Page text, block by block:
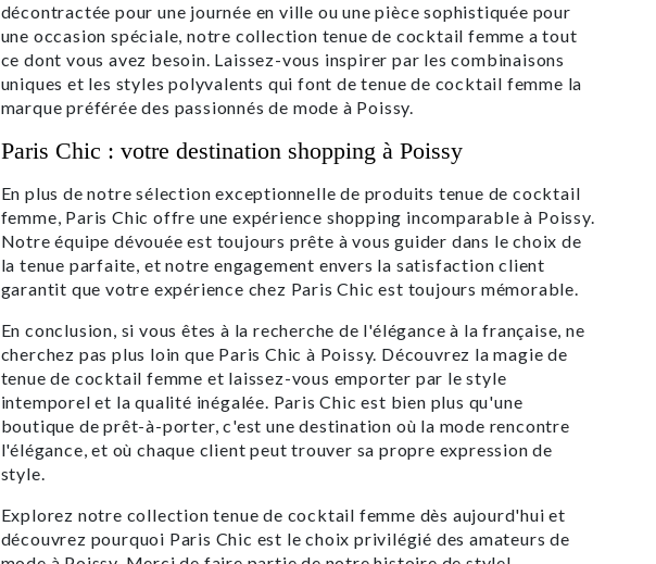
décontractée pour une journée en ville ou une pièce sophistiquée pour
une occasion spéciale, notre collection tenue de cocktail femme a tout
ce dont vous avez besoin. Laissez-vous inspirer par les combinaisons
uniques et les styles polyvalents qui font de tenue de cocktail femme la
marque préférée des passionnés de mode à Poissy.
Paris Chic : votre destination shopping à Poissy
En plus de notre sélection exceptionnelle de produits tenue de cocktail
femme, Paris Chic offre une expérience shopping incomparable à Poissy.
Notre équipe dévouée est toujours prête à vous guider dans le choix de
la tenue parfaite, et notre engagement envers la satisfaction client
garantit que votre expérience chez Paris Chic est toujours mémorable.
En conclusion, si vous êtes à la recherche de l'élégance à la française, ne
cherchez pas plus loin que Paris Chic à Poissy. Découvrez la magie de
tenue de cocktail femme et laissez-vous emporter par le style
intemporel et la qualité inégalée. Paris Chic est bien plus qu'une
boutique de prêt-à-porter, c'est une destination où la mode rencontre
l'élégance, et où chaque client peut trouver sa propre expression de
style.
Explorez notre collection tenue de cocktail femme dès aujourd'hui et
découvrez pourquoi Paris Chic est le choix privilégié des amateurs de